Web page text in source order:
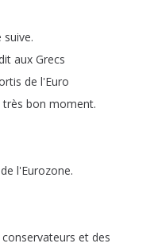
suive.
aux Grecs
de l'Euro
très bon moment.
de l'Eurozone.
conservateurs et des